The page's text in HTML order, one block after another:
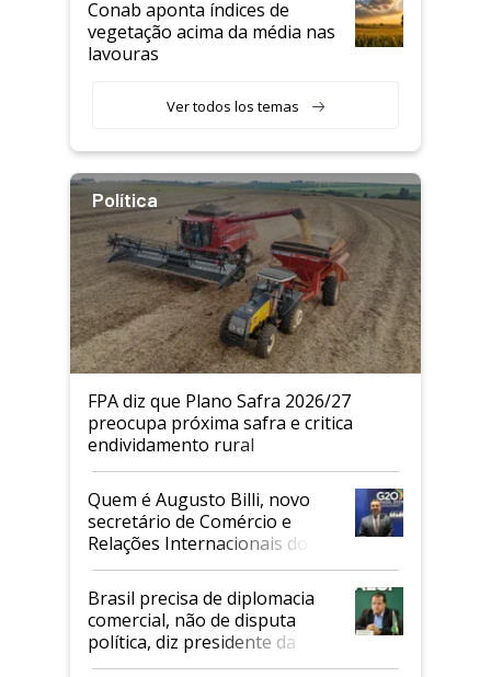
Conab aponta índices de
vegetação acima da média nas
lavouras
Ver todos los temas
Política
FPA diz que Plano Safra 2026/27
preocupa próxima safra e critica
endividamento rural
Quem é Augusto Billi, novo
secretário de Comércio e
Relações Internacionais do
Mapa
Brasil precisa de diplomacia
comercial, não de disputa
política, diz presidente da
Faesp